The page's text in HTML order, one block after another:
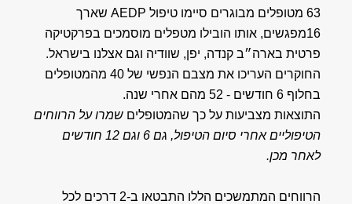
63 מטופלים מבוגרים סיימו טיפול AEDP שארך
16מפגשים, אותו הובילו מטפלים מוסמכים בפרקטיקה
פרטית בארה״ב קנדה, יפן, שוודיה וגם אצלנו בישראל.
החוקרים העריכו את מצבם הנפשי של 40 מהמטופלים
בחלוף 6 חודשים - 52 מהם אחרי שנה.
התוצאות מצביעות על כך שהמטופלים שמרו על הרווחים
הטיפוליים אחרי סיום הטיפול, גם 6 וגם 12 חודשים
לאחר מכן.
הרווחים המתמשכים הללו התבטאו ב-2 דרכים לכל